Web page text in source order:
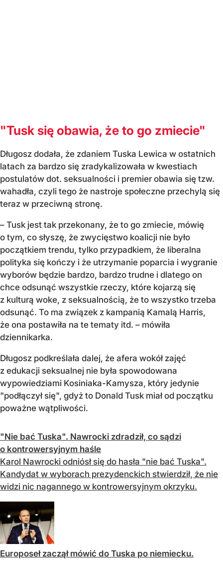
"Tusk się obawia, że to go zmiecie"
Długosz dodała, że zdaniem Tuska Lewica w ostatnich
latach za bardzo się zradykalizowała w kwestiach
postulatów dot. seksualności i premier obawia się tzw.
wahadła, czyli tego że nastroje społeczne przechylą się
teraz w przeciwną stronę.
– Tusk jest tak przekonany, że to go zmiecie, mówię
o tym, co słyszę, że zwycięstwo koalicji nie było
początkiem trendu, tylko przypadkiem, że liberalna
polityka się kończy i że utrzymanie poparcia i wygranie
wyborów będzie bardzo, bardzo trudne i dlatego on
chce odsunąć wszystkie rzeczy, które kojarzą się
z kulturą woke, z seksualnością, że to wszystko trzeba
odsunąć. To ma związek z kampanią Kamalą Harris,
że ona postawiła na te tematy itd. – mówiła
dziennikarka.
Długosz podkreślała dalej, że afera wokół zajęć
z edukacji seksualnej nie była spowodowana
wypowiedziami Kosiniaka-Kamysza, który jedynie
"podłączył się", gdyż to Donald Tusk miał od początku
poważne wątpliwości.
"Nie bać Tuska". Nawrocki zdradził, co sądzi
o kontrowersyjnym haśle
Karol Nawrocki odniósł się do hasła "nie bać Tuska".
Kandydat w wyborach prezydenckich stwierdził, że nie
widzi nic nagannego w kontrowersyjnym okrzyku.
Europoseł zaczął mówić do Tuska po niemiecku.